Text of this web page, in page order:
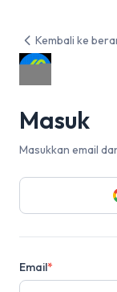
Kembali ke
Masuk
Masukkan email
Email*